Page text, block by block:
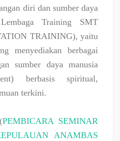
diri dan sumber daya
Training SMT
TRAINING), yaitu
menyediakan berbagai
sumber daya manusia
berbasis spiritual,
terkini.
PEMBICARA SEMINAR
ANAMBAS